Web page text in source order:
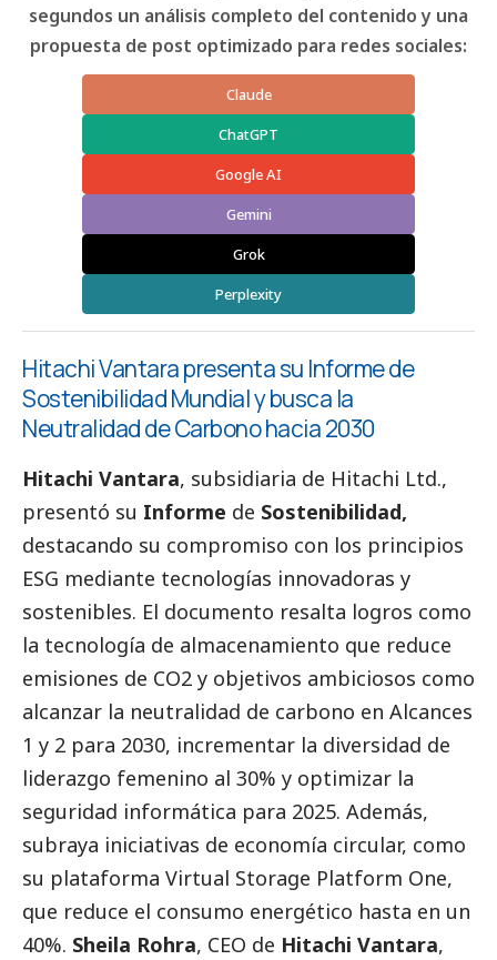
segundos un análisis completo del contenido y una
propuesta de post optimizado para redes sociales:
Claude
ChatGPT
Google AI
Gemini
Grok
Perplexity
Hitachi Vantara presenta su Informe de
Sostenibilidad Mundial y busca la
Neutralidad de Carbono hacia 2030
Hitachi Vantara, subsidiaria de Hitachi Ltd.,
presentó su Informe de Sostenibilidad,
destacando su compromiso con los principios
ESG mediante tecnologías innovadoras y
sostenibles. El documento resalta logros como
la tecnología de almacenamiento que reduce
emisiones de CO2 y objetivos ambiciosos como
alcanzar la neutralidad de carbono en Alcances
1 y 2 para 2030, incrementar la diversidad de
liderazgo femenino al 30% y optimizar la
seguridad informática para 2025. Además,
subraya iniciativas de economía circular, como
su plataforma Virtual Storage Platform One,
que reduce el consumo energético hasta en un
40%. Sheila Rohra, CEO de Hitachi Vantara,